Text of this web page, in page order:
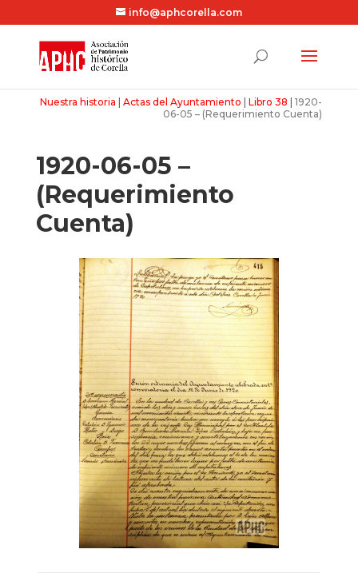
info@aphcorella.com
Nuestra historia |Actas del Ayuntamiento |Libro 38 |1920-
06-05 – (Requerimiento Cuenta)
1920-06-05 –
(Requerimiento
Cuenta)